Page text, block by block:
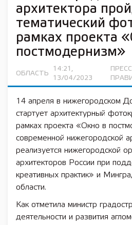
архитектора
тематический
рамках проекта
постмодернизм»
ОБЛАСТЬ
14:21,
13/04/2023
14 апреля в нижегородском
стартует архитектурный
рамках проекта «Окно в
современной нижегородской
реализуется нижегородской
архитекторов России при
креативных практик» и
области.
Как отметила министр
деятельности и развития